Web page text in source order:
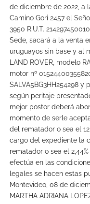
de diciembre de 2022, a
Camino Gori 2457 el
3950 R.U.T.
Sede, sacará a la venta
uruguayos sin base y al
LAND ROVER, modelo
motor nº
SALVA5BG3HH254298
según peritaje
mejor postor deberá
momento de serle
del rematador o sea el
cargo del expediente la
rematador o sea el
efectúa en las
legales se hacen estas
Montevideo, 08 de
MARTHA ADRIANA